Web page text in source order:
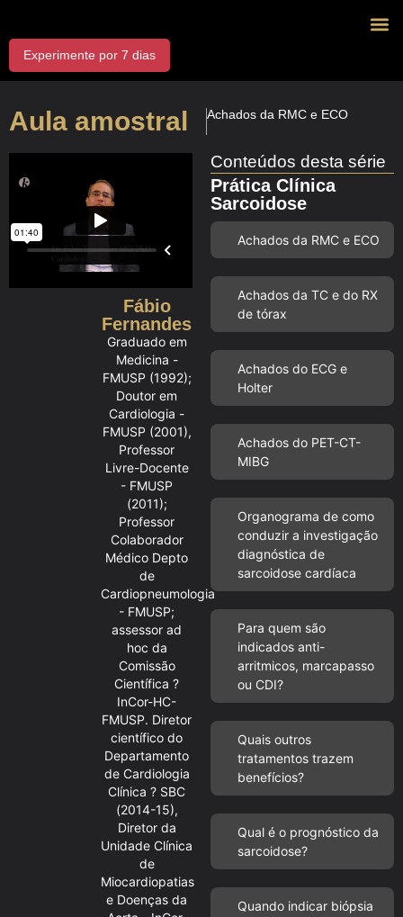
Experimente por 7 dias
Aula amostral Achados da RMC e ECO
Fábio
Fernandes
Graduado em
Medicina -
FMUSP (1992);
Doutor em
Cardiologia -
FMUSP (2001),
Professor
Livre-Docente
- FMUSP
(2011);
Professor
Colaborador
Médico Depto
de
Cardiopneumologia
- FMUSP;
assessor ad
hoc da
Comissão
Científica ?
InCor-HC-
FMUSP. Diretor
científico do
Departamento
de Cardiologia
Clínica ? SBC
(2014-15),
Diretor da
Unidade Clínica
de
Miocardiopatias
e Doenças da
Conteúdos desta série
Prática Clínica
Sarcoidose
Achados da RMC e ECO
Achados da TC e do RX
de tórax
Achados do ECG e
Holter
Achados do PET-CT-
MIBG
Organograma de como
conduzir a investigação
diagnóstica de
sarcoidose cardíaca
Para quem são
indicados anti-
arritmicos, marcapasso
ou CDI?
Quais outros
tratamentos trazem
benefícios?
Qual é o prognóstico da
sarcoidose?
Quando indicar biópsia